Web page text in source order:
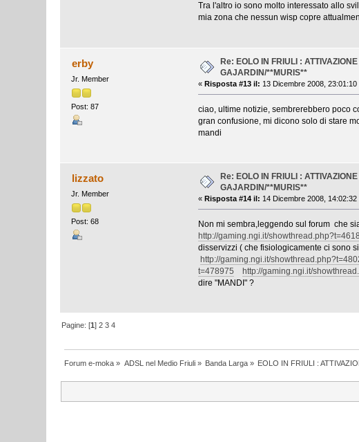
Tra l'altro io sono molto interessato allo
mia zona che nessun wisp copre
erby
Jr. Member
Post: 87
Re: EOLO IN FRIULI :
GAJARDIN/**MURIS**
« Risposta #13 il: 13 Dicembre 2008, 23:01:10
ciao, ultime notizie, sembrerebbero poco
gran confusione, mi dicono solo di stare
mandi
lizzato
Jr. Member
Post: 68
Re: EOLO IN FRIULI :
GAJARDIN/**MURIS**
« Risposta #14 il: 14 Dicembre 2008, 14:02:32
Non mi sembra,leggendo sul forum che
http://gaming.ngi.it/
disservizzi ( che fisiologicamente ci sono
http://gaming.ngi.it/
t=478975
http://gaming.ngi.it/
dire "MANDI" ?
Pagine: [1]2 3 4
Forum e-moka » ADSL nel Medio Friuli» Banda Larga » EOLO IN FRIULI :